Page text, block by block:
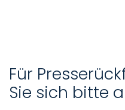
Für
Sie sich bitte